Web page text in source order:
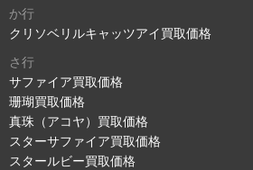
か行
クリソベリルキャッツアイ買取価格
さ行
サファイア買取価格
珊瑚買取価格
真珠（アコヤ）買取価格
スターサファイア買取価格
スタールビー買取価格